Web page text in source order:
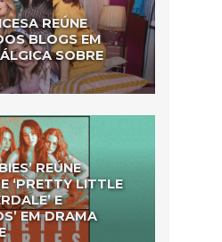
REÚNE
BLOGS EM
SOBRE
REÚNE
‘PRETTY LITTLE
E
EM DRAMA